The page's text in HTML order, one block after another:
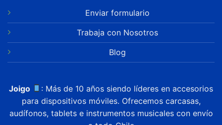
Enviar formulario
Trabaja con Nosotros
Blog
Joigo
: Más de 10 años siendo líderes en accesorios
para dispositivos móviles. Ofrecemos carcasas,
audífonos, tablets e instrumentos musicales con envío